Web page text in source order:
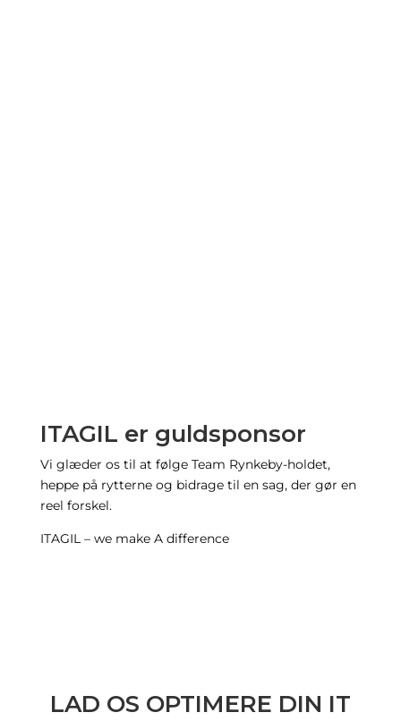
ITAGIL er guldsponsor
Vi glæder os til at følge Team Rynkeby-holdet,
heppe på rytterne og bidrage til en sag, der gør en
reel forskel.
ITAGIL – we make A difference
LAD OS OPTIMERE DIN IT